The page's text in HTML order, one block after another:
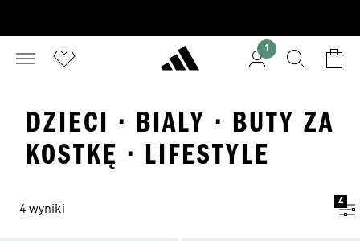
1
DZIECI · BIALY · BUTY ZA
KOSTKĘ · LIFESTYLE
4 wyniki
4